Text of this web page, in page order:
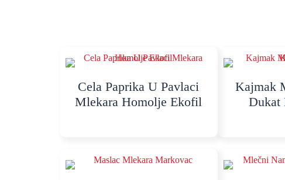
Cela Paprika U Pavlaci
Mlekara Homolje Ekofil
Kajmak
Dukat